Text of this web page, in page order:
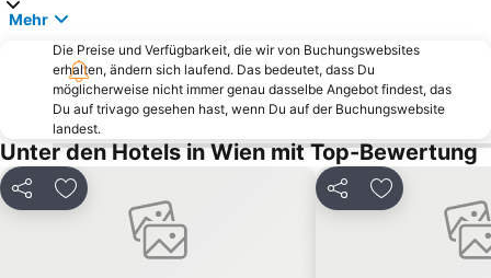
Donauinsel
Alsergrund
Margareten
Favoriten
Ottakring
MQ - MuseumsQuartier
Raimund Theater
Döbling
Neubau
Ronacher
Zentrum Simmering
Parndorf Designer Outlet
Wiener Rathaus
Wien Mitte - The Mall
Mehr
Die Preise und Verfügbarkeit, die wir von Buchungswebsites
erhalten, ändern sich laufend. Das bedeutet, dass Du
möglicherweise nicht immer genau dasselbe Angebot findest, das
Du auf trivago gesehen hast, wenn Du auf der Buchungswebsite
landest.
Unter den Hotels in Wien mit Top-Bewertung
Teilen Zu Favoriten hinzufügen Teilen Zu Favoriten